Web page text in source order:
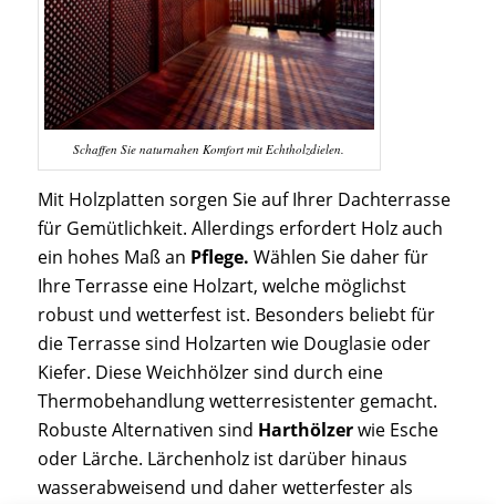
Schaffen Sie naturnahen Komfort mit Echtholzdielen.
Mit Holzplatten sorgen Sie auf Ihrer Dachterrasse
für Gemütlichkeit. Allerdings erfordert Holz auch
ein hohes Maß an Pflege. Wählen Sie daher für
Ihre Terrasse eine Holzart, welche möglichst
robust und wetterfest ist. Besonders beliebt für
die Terrasse sind Holzarten wie Douglasie oder
Kiefer. Diese Weichhölzer sind durch eine
Thermobehandlung wetterresistenter gemacht.
Robuste Alternativen sind Harthölzerwie Esche
oder Lärche. Lärchenholz ist darüber hinaus
wasserabweisend und daher wetterfester als